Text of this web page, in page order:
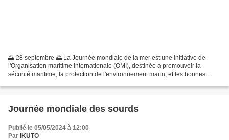
🌅 28 septembre 🌅 La Journée mondiale de la mer est une initiative de
l'Organisation maritime internationale (OMI), destinée à promouvoir la
sécurité maritime, la protection de l'environnement marin, et les bonnes
Journée mondiale des sourds
Publié le 05/05/2024 à 12:00
Par IKUTO